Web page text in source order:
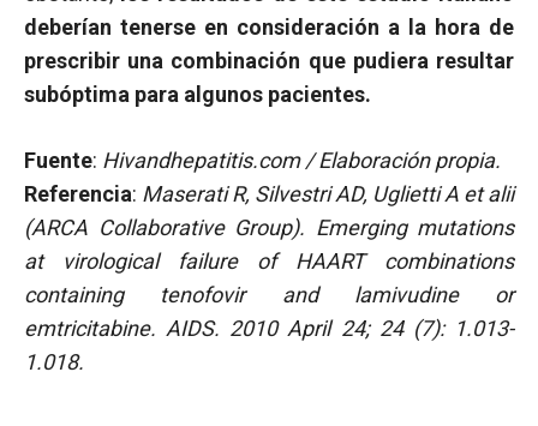
deberían tenerse en consideración a la hora de
prescribir una combinación que pudiera resultar
subóptima para algunos pacientes.
Fuente: Hivandhepatitis.com / Elaboración propia.
Referencia: Maserati R, Silvestri AD, Uglietti A et alii
(ARCA Collaborative Group). Emerging mutations
at virological failure of HAART combinations
containing tenofovir and lamivudine or
emtricitabine. AIDS. 2010 April 24;24 (7): 1.013-
1.018.